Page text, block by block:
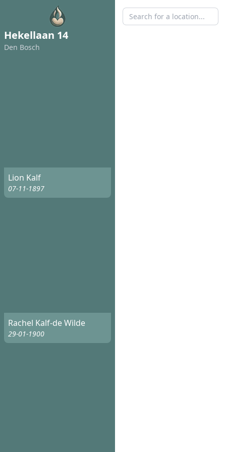
Hekellaan 14
Den Bosch
Lion Kalf
07-11-1897
Rachel Kalf-de Wilde
29-01-1900